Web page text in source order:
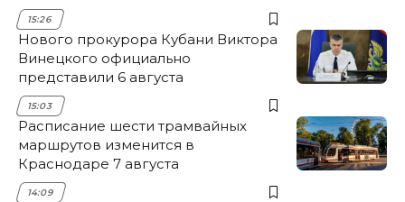
15:26
Нового прокурора Кубани Виктора
Винецкого официально
представили 6 августа
15:03
Расписание шести трамвайных
маршрутов изменится в
Краснодаре 7 августа
14:09